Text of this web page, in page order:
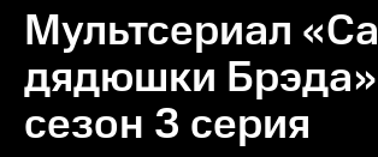
Мультсериал
дядюшки Брэда»
сезон 3 серия